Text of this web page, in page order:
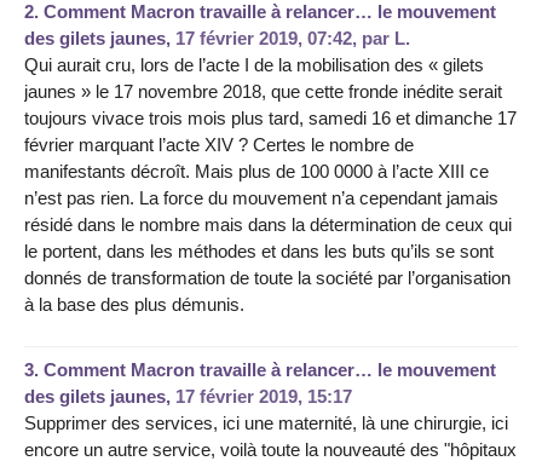
2. Comment Macron travaille à relancer… le mouvement
des gilets jaunes, 17 février 2019, 07:42, par L.
Qui aurait cru, lors de l’acte I de la mobilisation des « gilets
jaunes » le 17 novembre 2018, que cette fronde inédite serait
toujours vivace trois mois plus tard, samedi 16 et dimanche 17
février marquant l’acte XIV ? Certes le nombre de
manifestants décroît. Mais plus de 100 0000 à l’acte XIII ce
n’est pas rien. La force du mouvement n’a cependant jamais
résidé dans le nombre mais dans la détermination de ceux qui
le portent, dans les méthodes et dans les buts qu’ils se sont
donnés de transformation de toute la société par l’organisation
à la base des plus démunis.
3. Comment Macron travaille à relancer… le mouvement
des gilets jaunes, 17 février 2019, 15:17
Supprimer des services, ici une maternité, là une chirurgie, ici
encore un autre service, voilà toute la nouveauté des "hôpitaux